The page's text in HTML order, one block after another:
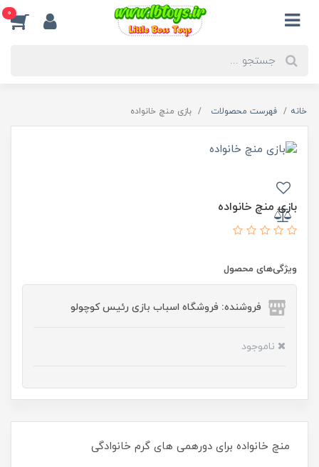
0
خانه فهرست محصولات بازی منچ خانواده
بازی منچ خانواده
ویژگی‌های محصول
فروشنده: فروشگاه اسباب بازی رئیس کوچولو
ناموجود
منچ خانواده برای دورهمی های گرم خانوادگی